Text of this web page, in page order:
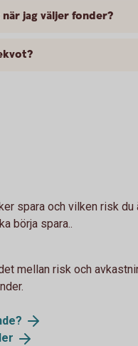
jag väljer fonder?
spara och vilken risk du
börja spara..
mellan risk och